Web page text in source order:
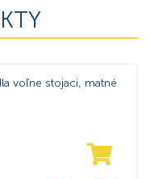
voľne stojaci, matné